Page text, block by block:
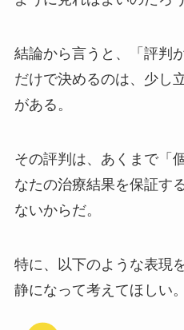
結論から言うと、「評判
だけで決めるのは、少し
がある。
その評判は、あくまで「
なたの治療結果を保証す
ないからだ。
特に、以下のような表現
静になって考えてほしい。